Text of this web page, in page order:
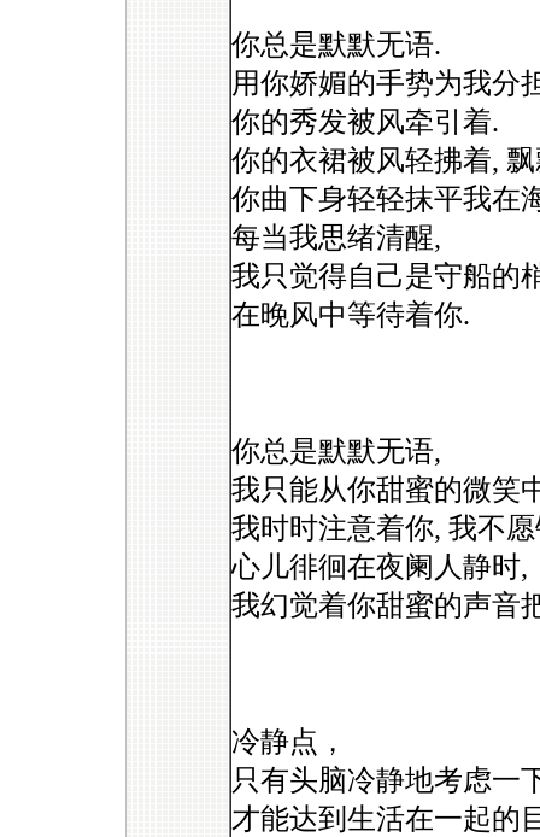
你总是默默无语.
用你娇媚的手势为我分
你的秀发被风牵引着.
你的衣裙被风轻拂着,
你曲下身轻轻抹平我在
每当我思绪清醒,
我只觉得自己是守船的
在晚风中等待着你.
你总是默默无语,
我只能从你甜蜜的微笑
我时时注意着你, 我不
心儿徘徊在夜阑人静时,
我幻觉着你甜蜜的声音
冷静点，
只有头脑冷静地考虑一
才能达到生活在一起的